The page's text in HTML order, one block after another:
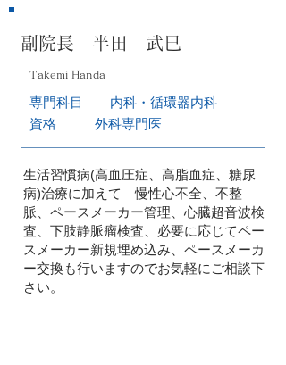
副院長 半田 武巳
Takemi Handa
専門科目 内科・循環器内科
資格
外科専門医
生活習慣病(高血圧症、高脂血症、糖尿
病)治療に加えて 慢性心不全、不整
脈、ペースメーカー管理、心臓超音波検
査、下肢静脈瘤検査、必要に応じてペー
スメーカー新規埋め込み、ペースメーカ
ー交換も行いますのでお気軽にご相談下
さい。